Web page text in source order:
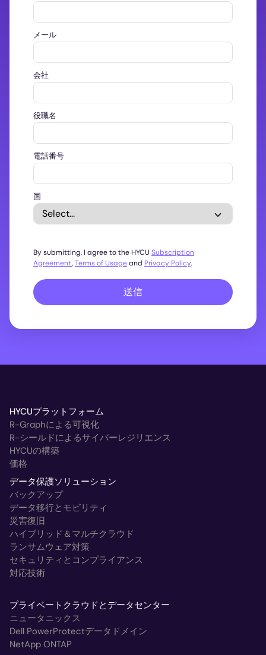
メール
会社
役職名
電話番号
国
By submitting, I agree to the HYCU Subscription
Agreement,Terms of Usageand Privacy Policy.
送信
HYCUプラットフォーム
R-Graphによる可視化
R-シールドによるサイバーレジリエンス
HYCUの構築
価格
データ保護ソリューション
バックアップ
データ移行とモビリティ
災害復旧
ハイブリッド＆マルチクラウド
ランサムウェア対策
セキュリティとコンプライアンス
対応技術
プライベートクラウドとデータセンター
ニュータニックス
Dell PowerProtectデータドメイン
NetApp ONTAP